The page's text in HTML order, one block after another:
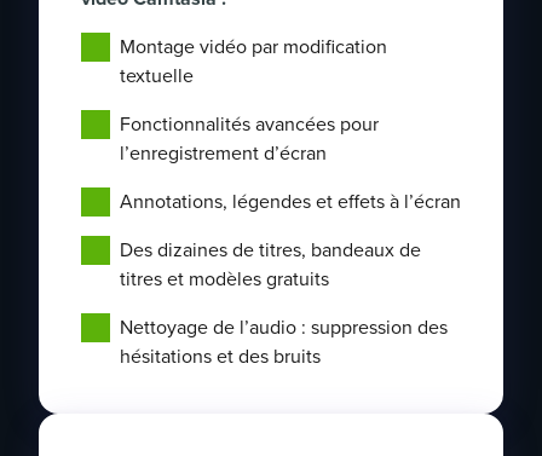
Montage vidéo par modification
textuelle
Fonctionnalités avancées pour
l’enregistrement d’écran
Annotations, légendes et effets à l’écran
Des dizaines de titres, bandeaux de
titres et modèles gratuits
Nettoyage de l’audio : suppression des
hésitations et des bruits